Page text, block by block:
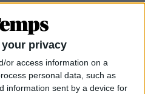
your privacy
or access information on a
personal data, such as
information sent by a device for
conegudes d’altres
Castro, així com l’antic
Xavier Pastor, o la
Mallorca, Maria Antònia